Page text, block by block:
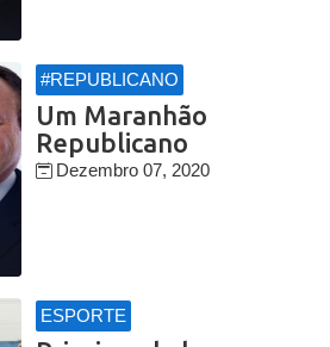
#REPUBLICANO
Um Maranhão
Republicano
Dezembro 07, 2020
ESPORTE